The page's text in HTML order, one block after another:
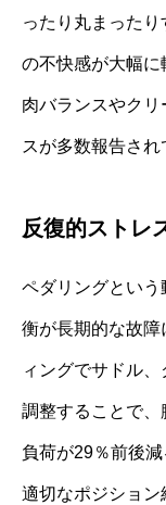
ったり丸まった
の不快感が大幅
肉バランスやク
スが多数報告され
反復的ストレ
ペダリングとい
衡が長期的な故
ィングでサドル
調整することで
負荷が29％前後
適切なポジショ